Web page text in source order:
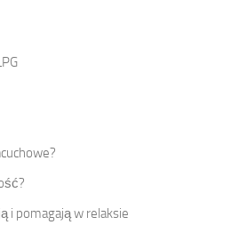
i pomagają w relaksie